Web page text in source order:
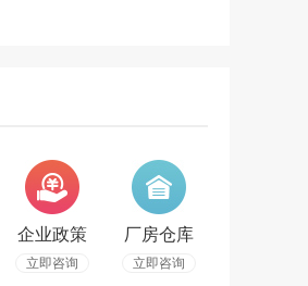
企业政策
立即咨询
厂房仓库
立即咨询